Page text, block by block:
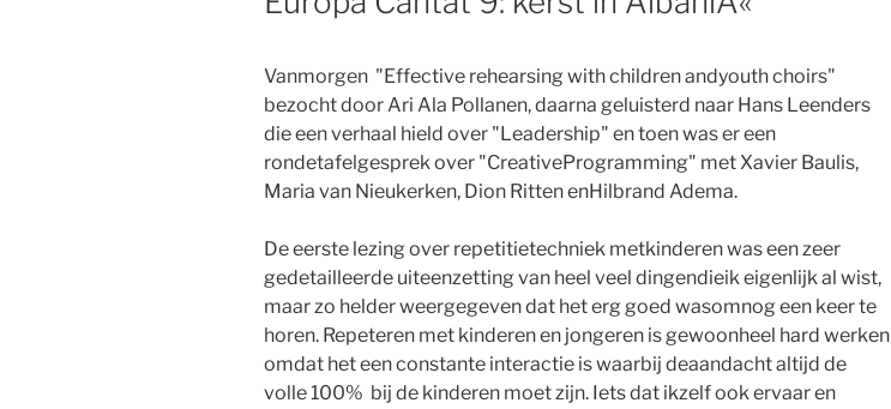
Vanmorgen "Effective rehearsing with children andyouth choirs"
bezocht door Ari Ala Pollanen, daarna geluisterd naar Hans Leenders
die een verhaal hield over "Leadership" en toen was er een
rondetafelgesprek over "CreativeProgramming" met Xavier Baulis,
Maria van Nieukerken, Dion Ritten enHilbrand Adema.
De eerste lezing over repetitietechniek metkinderen was een zeer
gedetailleerde uiteenzetting van heel veel dingendieik eigenlijk al wist,
maar zo helder weergegeven dat het erg goed wasomnog een keer te
horen. Repeteren met kinderen en jongeren is gewoonheel hard werken
omdat het een constante interactie is waarbij deaandacht altijd de
volle 100% bij de kinderen moet zijn. Iets dat ikzelf ook ervaar en